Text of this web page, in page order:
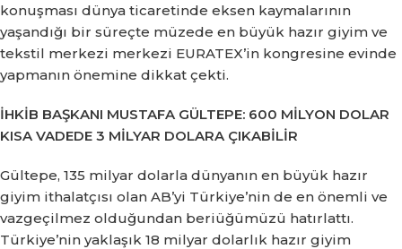
konuşması dünya ticaretinde eksen kaymalarının
yaşandığı bir süreçte müzede en büyük hazır giyim ve
tekstil merkezi merkezi EURATEX’in kongresine evinde
yapmanın önemine dikkat çekti.
İHKİB BAŞKANI MUSTAFA GÜLTEPE: 600 MİLYON DOLAR
KISA VADEDE 3 MİLYAR DOLARA ÇIKABİLİR
Gültepe, 135 milyar dolarla dünyanın en büyük hazır
giyim ithalatçısı olan AB’yi Türkiye’nin de en önemli ve
vazgeçilmez olduğundan beriüğümüzü hatırlattı.
Türkiye’nin yaklaşık 18 milyar dolarlık hazır giyim